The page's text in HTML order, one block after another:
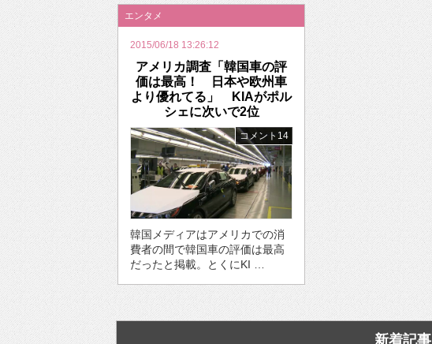
エンタメ
2015/06/18 13:26:12
アメリカ調査「韓国車の評
価は最高！ 日本や欧州車
より優れてる」 KIAがポル
シェに次いで2位
コメント14
韓国メディアはアメリカでの消
費者の間で韓国車の評価は最高
だったと掲載。とくにKI …
新着記事